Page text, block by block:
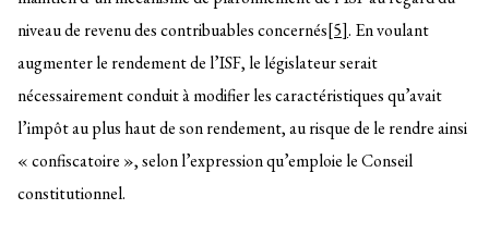
niveau de revenu des contribuables concernés[5]. En voulant
augmenter le rendement de l’ISF, le législateur serait
nécessairement conduit à modifier les caractéristiques qu’avait
l’impôt au plus haut de son rendement, au risque de le rendre ainsi
« confiscatoire », selon l’expression qu’emploie le Conseil
constitutionnel.